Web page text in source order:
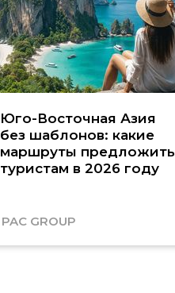
Юго-Восточная Азия
без шаблонов: какие
маршруты предложить
туристам в 2026 году
PAC GROUP